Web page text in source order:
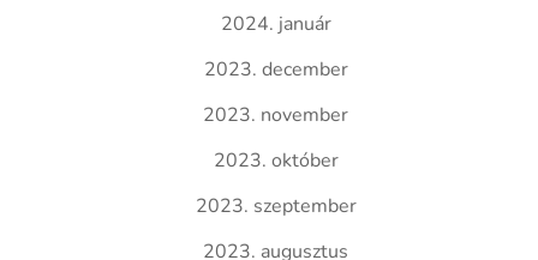
2024. január
2023. december
2023. november
2023. október
2023. szeptember
2023. augusztus